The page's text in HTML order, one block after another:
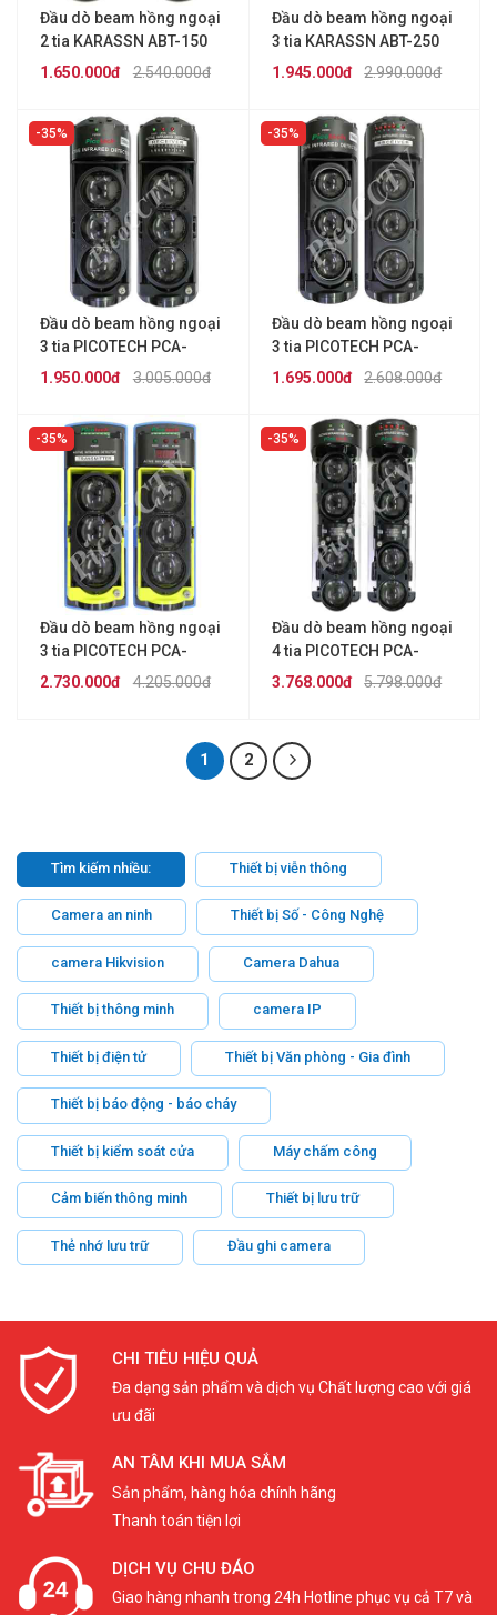
Đầu dò beam hồng ngoại
2 tia KARASSN ABT-150
2.540.000đ
1.650.000đ
Đầu dò beam hồng ngoại
3 tia KARASSN ABT-250
2.990.000đ
1.945.000đ
35%
Đầu dò beam hồng ngoại
3 tia PICOTECH PCA-
200ABE-10
3.005.000đ
1.950.000đ
35%
Đầu dò beam hồng ngoại
3 tia PICOTECH PCA-
200ABE-7
2.608.000đ
1.695.000đ
35%
Đầu dò beam hồng ngoại
3 tia PICOTECH PCA-
200ABE-D
4.205.000đ
2.730.000đ
35%
Đầu dò beam hồng ngoại
4 tia PICOTECH PCA-
150ABH-10
5.798.000đ
3.768.000đ
1 2
Tìm kiếm nhiều: Thiết bị viễn thông
Camera an ninh Thiết bị Số - Công Nghệ
camera Hikvision Camera Dahua
Thiết bị thông minh camera IP
Thiết bị điện tử Thiết bị Văn phòng - Gia đình
Thiết bị báo động - báo cháy
Thiết bị kiểm soát cửa Máy chấm công
Cảm biến thông minh Thiết bị lưu trữ
Thẻ nhớ lưu trữ Đầu ghi camera
CHI TIÊU HIỆU QUẢ
Đa dạng sản phẩm và dịch vụ Chất lượng cao với giá
ưu đãi
AN TÂM KHI MUA SẮM
Sản phẩm, hàng hóa chính hãng
Thanh toán tiện lợi
DỊCH VỤ CHU ĐÁO
Giao hàng nhanh trong 24h Hotline phục vụ cả T7 và